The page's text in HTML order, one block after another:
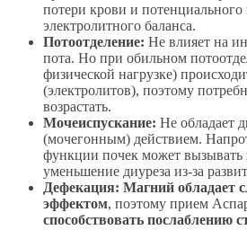
потери крови и
электролитного баланса.
Потоотделение: Не влияет на
пота. Но при обильном
физической нагрузке)
(электролитов), поэтому
возрастать.
Мочеиспускание: Не обладает
(мочегонным) действием.
функции почек может вызывать
уменьшение диуреза из-за
Дефекация: Магний обладает
эффектом, поэтому прием
способствовать послаблению